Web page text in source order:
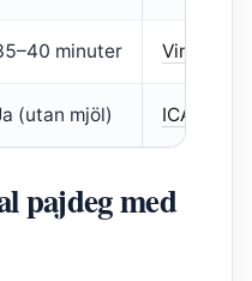
minuter Vin och
(utan mjöl) ICA
pajdeg med